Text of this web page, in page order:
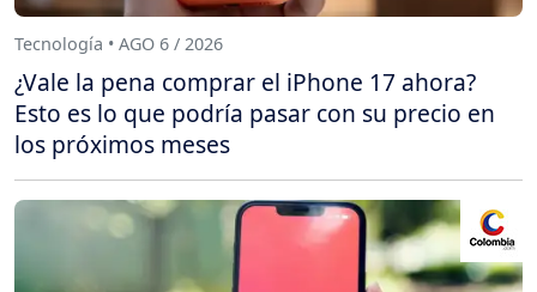
Tecnología • AGO 6 / 2026
¿Vale la pena comprar el iPhone 17 ahora?
Esto es lo que podría pasar con su precio en
los próximos meses